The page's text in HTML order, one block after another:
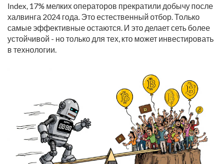
Index, 17% мелких операторов прекратили добычу после
халвинга 2024 года. Это естественный отбор. Только
самые эффективные остаются. И это делает сеть более
устойчивой - но только для тех, кто может инвестировать
в технологии.